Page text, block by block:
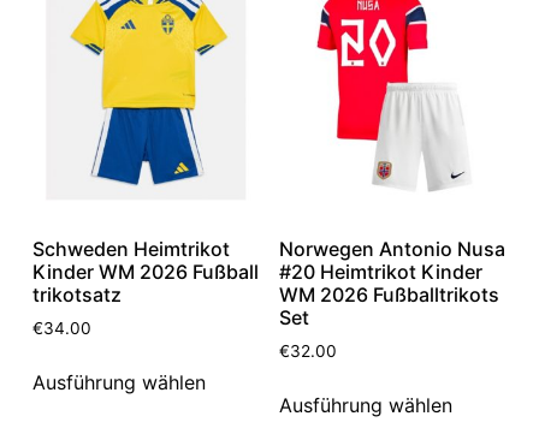
Schweden Heimtrikot
Kinder WM 2026 Fußball
trikotsatz
€34.00
Ausführung wählen
Norwegen Antonio Nusa
#20 Heimtrikot Kinder
WM 2026 Fußballtrikots
Set
€32.00
Ausführung wählen